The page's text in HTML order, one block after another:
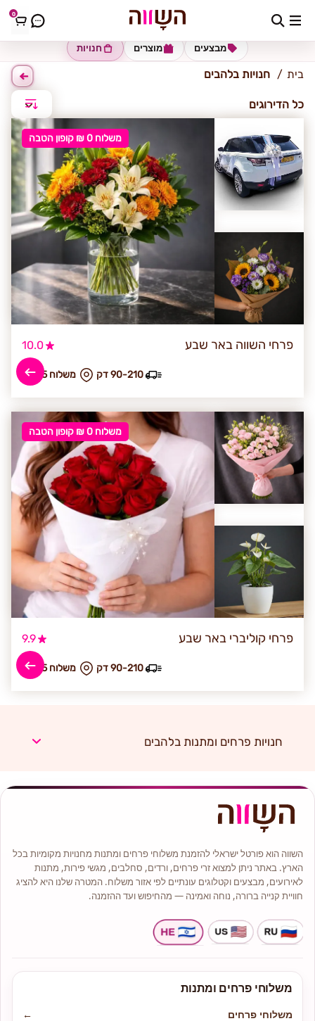
0 להבים
חנויות מוצרים מבצעים
בית חנויות בלהבים
כל הדירוגים
משלוח 0 ₪ קופון הטבה
פרחי השווה באר שבע 10.0
₪ משלוח 95 90-210 דק
משלוח 0 ₪ קופון הטבה
פרחי קוליברי באר שבע 9.9
₪ משלוח 95 90-210 דק
חנויות פרחים ומתנות בלהבים
השווה הוא פורטל ישראלי להזמנת משלוחי פרחים ומתנות מחנויות מקומיות בכל
הארץ. באתר ניתן למצוא זרי פרחים, ורדים, סחלבים, מגשי פירות, מתנות
לאירועים, מבצעים וקטלוגים עונתיים לפי אזור משלוח. המטרה שלנו היא להציג
חוויית קנייה ברורה, נוחה ואמינה — מהחיפוש ועד ההזמנה.
משלוחי פרחים ומתנות
משלוחי פרחים
←